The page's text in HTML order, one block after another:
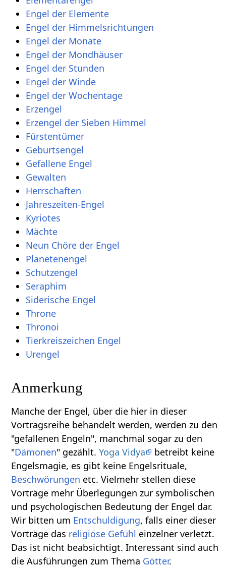
Engel der Elemente
Engel der Himmelsrichtungen
Engel der Monate
Engel der Mondhäuser
Engel der Stunden
Engel der Winde
Engel der Wochentage
Erzengel
Erzengel der Sieben Himmel
Fürstentümer
Geburtsengel
Gefallene Engel
Gewalten
Herrschaften
Jahreszeiten-Engel
Kyriotes
Mächte
Neun Chöre der Engel
Planetenengel
Schutzengel
Seraphim
Siderische Engel
Throne
Thronoi
Tierkreiszeichen Engel
Urengel
Anmerkung
Manche der Engel, über die hier in dieser
Vortragsreihe behandelt werden, werden zu den
"gefallenen Engeln", manchmal sogar zu den
"Dämonen" gezählt.Yoga Vidya
betreibt keine
Engelsmagie, es gibt keine Engelsrituale,
Beschwörungen etc. Vielmehr stellen diese
Vorträge mehr Überlegungen zur symbolischen
und psychologischen Bedeutung der Engel dar.
Wir bitten um Entschuldigung, falls einer dieser
Vorträge das religiöse Gefühl einzelner verletzt.
Das ist nicht beabsichtigt. Interessant sind auch
die Ausführungen zum Thema Götter.